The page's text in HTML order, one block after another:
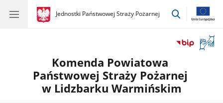
gov.pl
Jednostki Państwowej Straży Pożarnej
gov.pl
Jednostki
przejdź
okno
Komenda Powiatowa
Państwowej Straży Pożarnej
w Lidzbarku Warmińskim